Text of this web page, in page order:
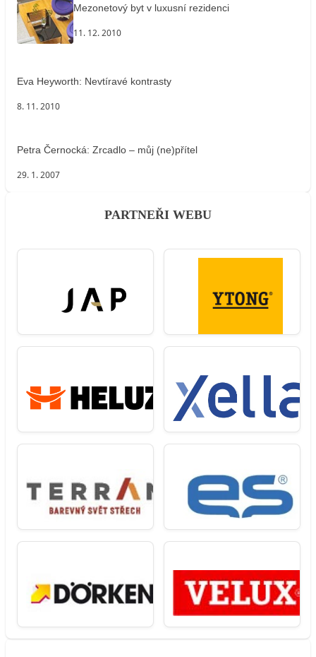
Mezonetový byt v luxusní rezidenci
11. 12. 2010
Eva Heyworth: Nevtíravé kontrasty
8. 11. 2010
Petra Černocká: Zrcadlo – můj (ne)přítel
29. 1. 2007
PARTNEŘI WEBU